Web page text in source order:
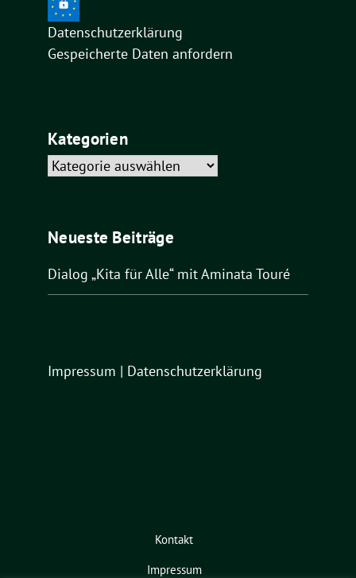
Datenschutzerklärung
Gespeicherte Daten anfordern
Kategorien
Kategorien
Neueste Beiträge
Dialog „Kita für Alle“ mit Aminata Touré
Impressum | Datenschutzerklärung
Kontakt
Impressum